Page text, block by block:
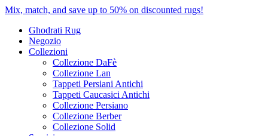
Mix, match, and save up to 50% on discounted rugs!
Ghodrati Rug
Negozio
Collezioni
Collezione DaFè
Collezione Lan
Tappeti Persiani Antichi
Tappeti Caucasici Antichi
Collezione Persiano
Collezione Berber
Collezione Solid